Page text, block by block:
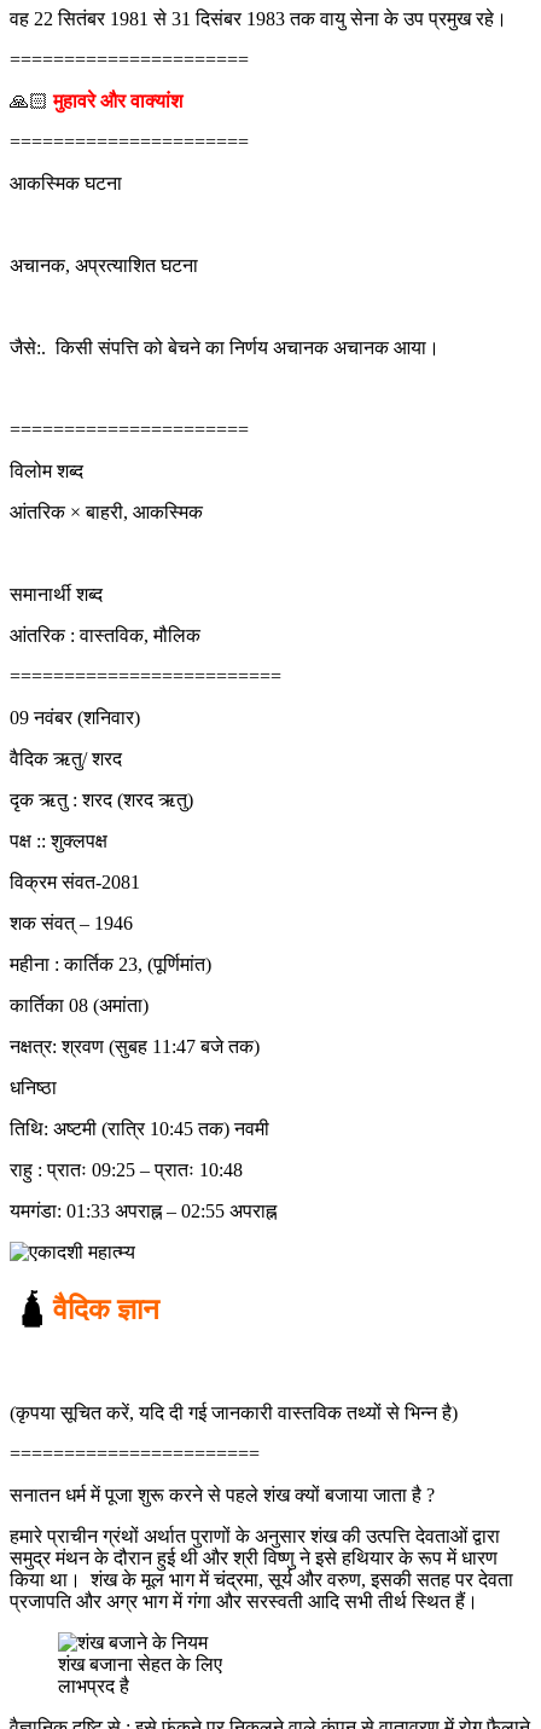
वह 22 सितंबर 1981 से 31 दिसंबर 1983 तक वायु सेना के उप प्रमुख रहे।
======================
🙏🏻मुहावरे और वाक्यांश
======================
आकस्मिक घटना
अचानक, अप्रत्याशित घटना
जैसे:. किसी संपत्ति को बेचने का निर्णय अचानक अचानक आया।
======================
विलोम शब्द
आंतरिक × बाहरी, आकस्मिक
समानार्थी शब्द
आंतरिक : वास्तविक, मौलिक
=========================
09 नवंबर (शनिवार)
वैदिक ऋतु/ शरद
दृक ऋतु : शरद (शरद ऋतु)
पक्ष :: शुक्लपक्ष
विक्रम संवत-2081
शक संवत् – 1946
महीना : कार्तिक 23, (पूर्णिमांत)
कार्तिका 08 (अमांता)
नक्षत्र: श्रवण (सुबह 11:47 बजे तक)
धनिष्ठा
तिथि: अष्टमी (रात्रि 10:45 तक) नवमी
राहु : प्रातः 09:25 – प्रातः 10:48
यमगंडा: 01:33 अपराह्न – 02:55 अपराह्न
🛕वैदिक ज्ञान
(कृपया सूचित करें, यदि दी गई जानकारी वास्तविक तथ्यों से भिन्न है)
=======================
सनातन धर्म में पूजा शुरू करने से पहले शंख क्यों बजाया जाता है ?
हमारे प्राचीन ग्रंथों अर्थात पुराणों के अनुसार शंख की उत्पत्ति देवताओं द्वारा
समुद्र मंथन के दौरान हुई थी और श्री विष्णु ने इसे हथियार के रूप में धारण
किया था। शंख के मूल भाग में चंद्रमा, सूर्य और वरुण, इसकी सतह पर देवता
प्रजापति और अग्र भाग में गंगा और सरस्वती आदि सभी तीर्थ स्थित हैं।
शंख बजाना सेहत के लिए
लाभप्रद है